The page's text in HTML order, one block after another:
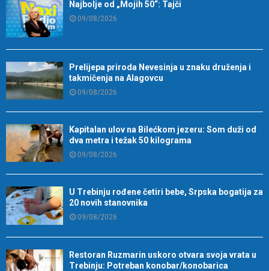
Najbolje od „Mojih 50“: Tajči
09/08/2026
Prelijepa priroda Nevesinja u znaku druženja i
takmičenja na Alagovcu
09/08/2026
Kapitalan ulov na Bilećkom jezeru: Som duži od
dva metra i težak 50 kilograma
09/08/2026
U Trebinju rođene četiri bebe, Srpska bogatija za
20 novih stanovnika
09/08/2026
Restoran Ruzmarin uskoro otvara svoja vrata u
Trebinju: Potreban konobar/konobarica